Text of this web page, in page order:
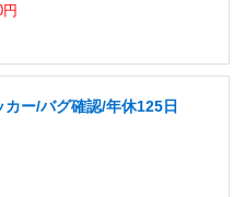
円
ー/バグ確認/年休125日